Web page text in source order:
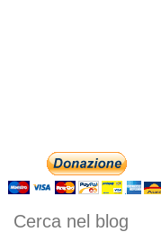
Cerca nel blog